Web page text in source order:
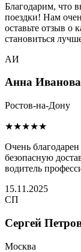
Благодарим, что
поездки! Нам
оставьте отзыв о
становиться
АИ
Анна Иванова
Ростов-на-Дону
★★★★★
Очень
безопасную
водитель
15.11.2025
СП
Сергей
Москва